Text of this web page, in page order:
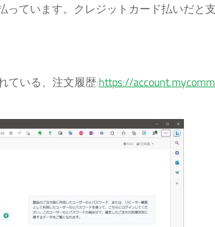
っています。クレジットカード払いだと
ている、注文履歴:https://